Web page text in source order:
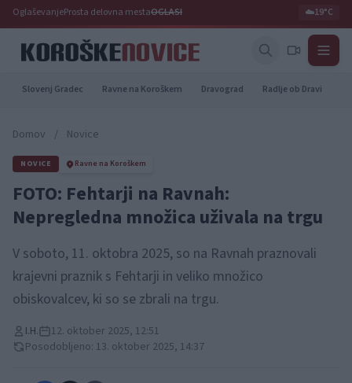
OglaševanjeProsta delovna mestaOGLASI ☁️19°C
Slovenj Gradec Ravne na Koroškem Dravograd Radlje ob Dravi
Domov / Novice
NOVICE Ravne na Koroškem
FOTO: Fehtarji na Ravnah:
Nepregledna množica uživala na trgu
V soboto, 11. oktobra 2025, so na Ravnah praznovali
krajevni praznik s Fehtarji in veliko množico
obiskovalcev, ki so se zbrali na trgu.
I.H.
12. oktober 2025, 12:51
Posodobljeno: 13. oktober 2025, 14:37